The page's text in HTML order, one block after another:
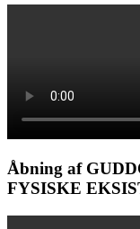
Åbning af
FYSISKE